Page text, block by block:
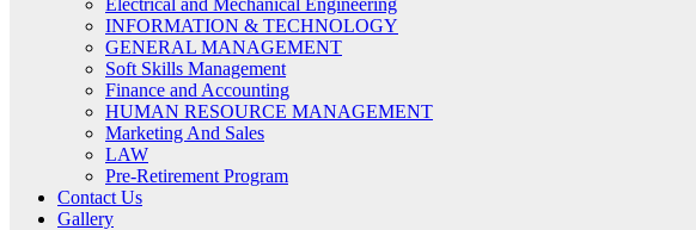
Electrical and Mechanical Engineering
INFORMATION & TECHNOLOGY
GENERAL MANAGEMENT
Soft Skills Management
Finance and Accounting
HUMAN RESOURCE MANAGEMENT
Marketing And Sales
LAW
Pre-Retirement Program
Contact Us
Gallery